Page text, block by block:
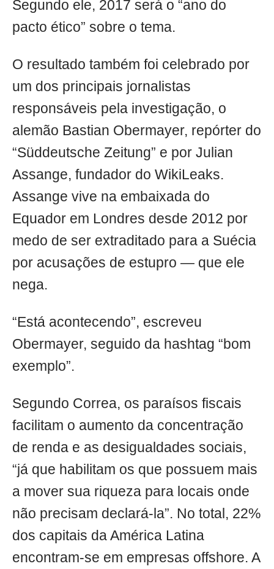
Segundo ele, 2017 será o “ano do
pacto ético” sobre o tema.
O resultado também foi celebrado por
um dos principais jornalistas
responsáveis pela investigação, o
alemão Bastian Obermayer, repórter do
“Süddeutsche Zeitung” e por Julian
Assange, fundador do WikiLeaks.
Assange vive na embaixada do
Equador em Londres desde 2012 por
medo de ser extraditado para a Suécia
por acusações de estupro — que ele
nega.
“Está acontecendo”, escreveu
Obermayer, seguido da hashtag “bom
exemplo”.
Segundo Correa, os paraísos fiscais
facilitam o aumento da concentração
de renda e as desigualdades sociais,
“já que habilitam os que possuem mais
a mover sua riqueza para locais onde
não precisam declará-la”. No total, 22%
dos capitais da América Latina
encontram-se em empresas offshore. A